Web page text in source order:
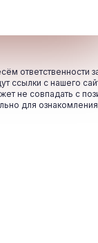
ответственности
ссылки с нашего
не совпадать с
для